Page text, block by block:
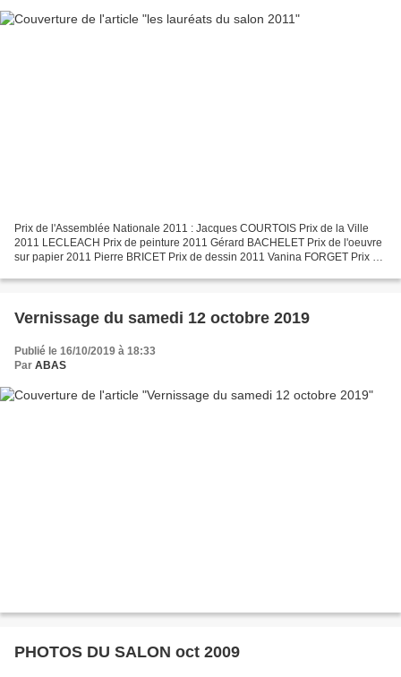
Prix de l'Assemblée Nationale 2011 : Jacques COURTOIS Prix de la Ville
2011 LECLEACH Prix de peinture 2011 Gérard BACHELET Prix de l'oeuvre
sur papier 2011 Pierre BRICET Prix de dessin 2011 Vanina FORGET Prix de
Vernissage du samedi 12 octobre 2019
Publié le 16/10/2019 à 18:33
Par ABAS
PHOTOS DU SALON oct 2009